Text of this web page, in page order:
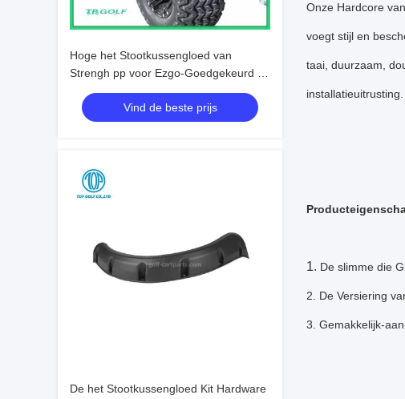
Hoge het Stootkussengloed van
Strengh pp voor Ezgo-Goedgekeurd de
Vervangstukkence van de Golfkar
Vind de beste prijs
De het Stootkussengloed Kit Hardware
Onze Hardcore
voegt stijl en
taai, duurzaam,
installatieuitrusting.
1. De slimme die
2. De Versiering
3. Gemakkelijk-